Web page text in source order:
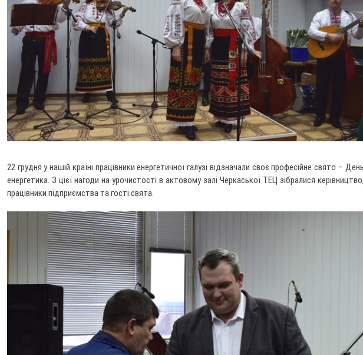
22 грудня у нашій країні працівники енергетичної галузі відзначали своє професійне свято –
енергетика. З цієї нагоди на урочистості в актовому залі Черкаської ТЕЦ зібралися
працівники підприємства та гості свята.